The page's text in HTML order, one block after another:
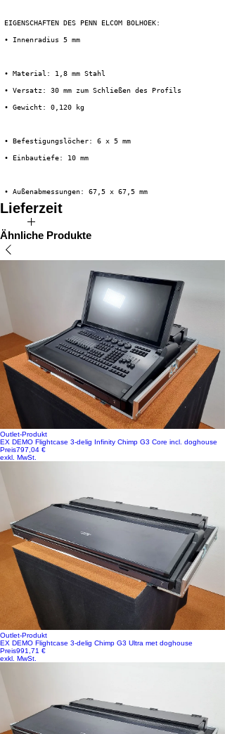
EIGENSCHAFTEN DES PENN ELCOM BOLHOEK:
• Innenradius 5 mm
• Material: 1,8 mm Stahl
• Versatz: 30 mm zum Schließen des Profils
• Gewicht: 0,120 kg
• Befestigungslöcher: 6 x 5 mm
• Einbautiefe: 10 mm
• Außenabmessungen: 67,5 x 67,5 mm
Lieferzeit
Direkt ab Lager verfügbar
Ähnliche Produkte
Outlet-Produkt
EX DEMO Flightcase 3-delig Infinity Chimp G3 Core incl. doghouse
Preis797,04 €
exkl. MwSt.
Outlet-Produkt
EX DEMO Flightcase 3-delig Chimp G3 Ultra met doghouse
Preis991,71 €
exkl. MwSt.